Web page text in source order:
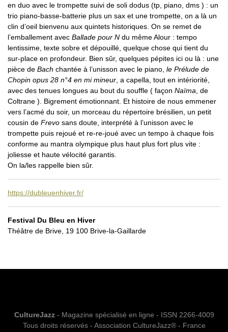
en duo avec le trompette suivi de soli dodus (tp, piano, dms ) : un
trio piano-basse-batterie plus un sax et une trompette, on a là un
clin d’oeil bienvenu aux quintets historiques. On se remet de
l’emballement avec Ballade pour N du même Alour : tempo
lentissime, texte sobre et dépouillé, quelque chose qui tient du
sur-place en profondeur. Bien sûr, quelques pépites ici ou là : une
pièce de Bach chantée à l’unisson avec le piano, le Prélude de
Chopin opus 28 n°4 en mi mineur , a capella, tout en intériorité,
avec des tenues longues au bout du souffle ( façon Naïma , de
Coltrane ). Bigrement émotionnant. Et histoire de nous emmener
vers l’acmé du soir, un morceau du répertoire brésilien, un petit
cousin de Frevo sans doute, interprété à l’unisson avec le
trompette puis rejoué et re-re-joué avec un tempo à chaque fois
conforme au mantra olympique plus haut plus fort plus vite :
joliesse et haute vélocité garantis.
On la/les rappelle bien sûr.
https://dubleuenhiver.fr/
Festival Du Bleu en Hiver
Théâtre de Brive, 19 100 Brive-la-Gaillarde
CultureJazz- Magazine spécialisé en ligne - ISSN 2266-4009
Tous droits réservés - Association CultureJazz® - France